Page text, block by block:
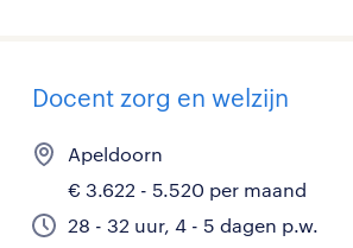
Docent zorg en welzijn
Apeldoorn
€ 3.622 - 5.520 per maand
28 - 32 uur, 4 - 5 dagen p.w.